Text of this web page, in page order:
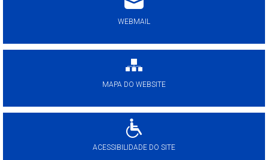
WEBMAIL
MAPA DO WEBSITE
ACESSIBILIDADE DO SITE